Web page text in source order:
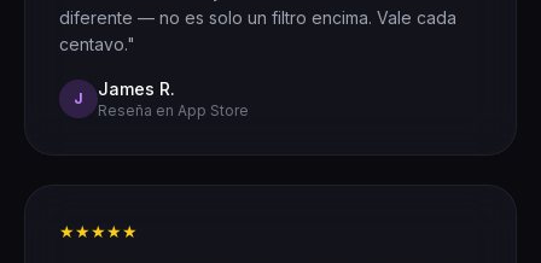
diferente — no es solo un filtro encima. Vale cada
centavo."
J James R.
Reseña en App Store
★★★★★